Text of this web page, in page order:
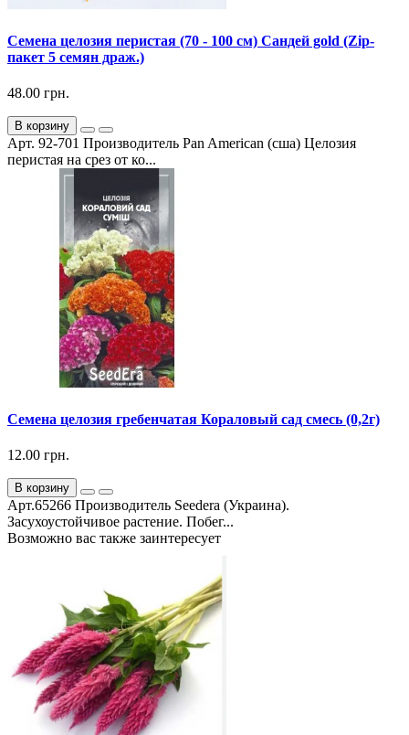
Семена целозия перистая (70 - 100 см) Сандей gold (Zip-
пакет 5 семян драж.)
48.00 грн.
В корзину
Арт. 92-701 Производитель Pan American (сша) Целозия
перистая на срез от ко...
Семена целозия гребенчатая Кораловый сад смесь (0,2г)
12.00 грн.
В корзину
Арт.65266 Производитель Seedera (Украина).
Засухоустойчивое растение. Побег...
Возможно вас также заинтересует